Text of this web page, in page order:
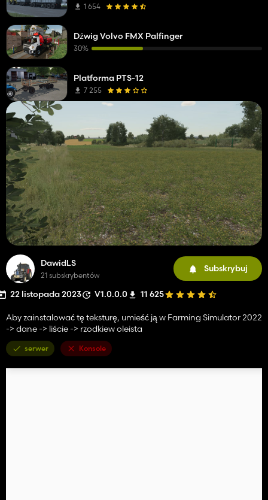
DawidLS
21 subskrybentów
Subskrybuj
22 listopada 2023 V1.0.0.0 11 625
Aby zainstalować tę teksturę, umieść ją w Farming Simulator 2022
-> dane -> liście -> rzodkiew oleista
serwer Konsole
1 654
Dźwig Volvo FMX Palfinger
30%
Platforma PTS-12
7 255